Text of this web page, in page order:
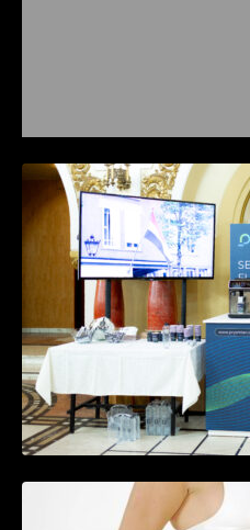
Prysmian
sensing si
in timp real a
Tratamentul
în greutate de